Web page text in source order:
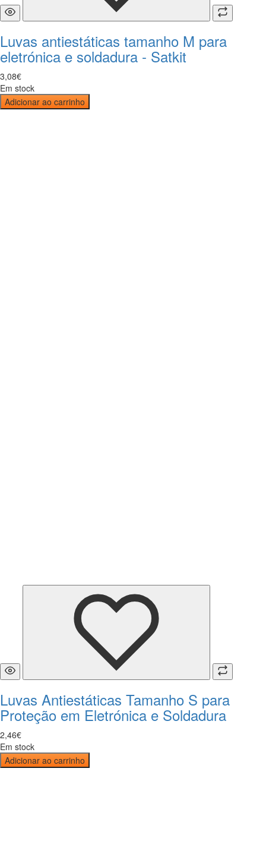
Luvas antiestáticas tamanho M para
eletrónica e soldadura - Satkit
3,08€
Em stock
Adicionar ao carrinho
Luvas Antiestáticas Tamanho S para
Proteção em Eletrónica e Soldadura
2,46€
Em stock
Adicionar ao carrinho